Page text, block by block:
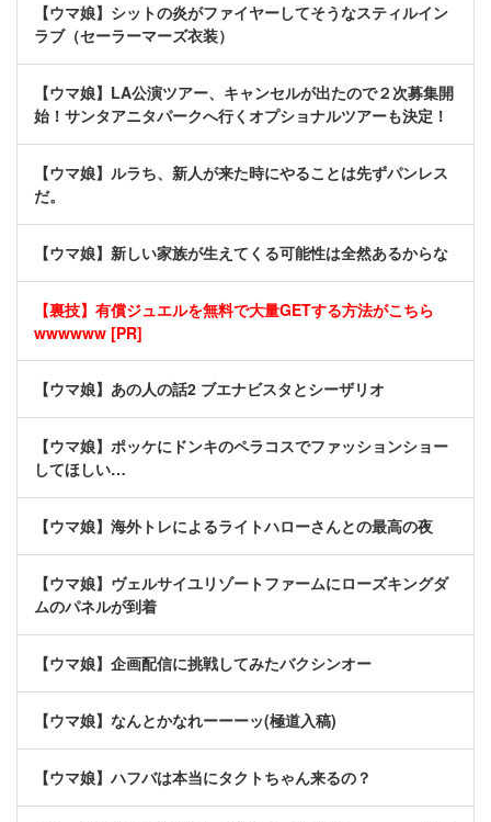
【ウマ娘】シットの炎がファイヤーしてそうなスティルイン
ラブ（セーラーマーズ衣装）
【ウマ娘】LA公演ツアー、キャンセルが出たので２次募集開
始！サンタアニタパークへ行くオプショナルツアーも決定！
【ウマ娘】ルラち、新人が来た時にやることは先ずパンレス
だ。
【ウマ娘】新しい家族が生えてくる可能性は全然あるからな
【裏技】有償ジュエルを無料で大量GETする方法がこちら
wwwwww [PR]
【ウマ娘】あの人の話2 ブエナビスタとシーザリオ
【ウマ娘】ポッケにドンキのペラコスでファッションショー
してほしい…
【ウマ娘】海外トレによるライトハローさんとの最高の夜
【ウマ娘】ヴェルサイユリゾートファームにローズキングダ
ムのパネルが到着
【ウマ娘】企画配信に挑戦してみたバクシンオー
【ウマ娘】なんとかなれーーーッ(極道入稿)
【ウマ娘】ハフバは本当にタクトちゃん来るの？